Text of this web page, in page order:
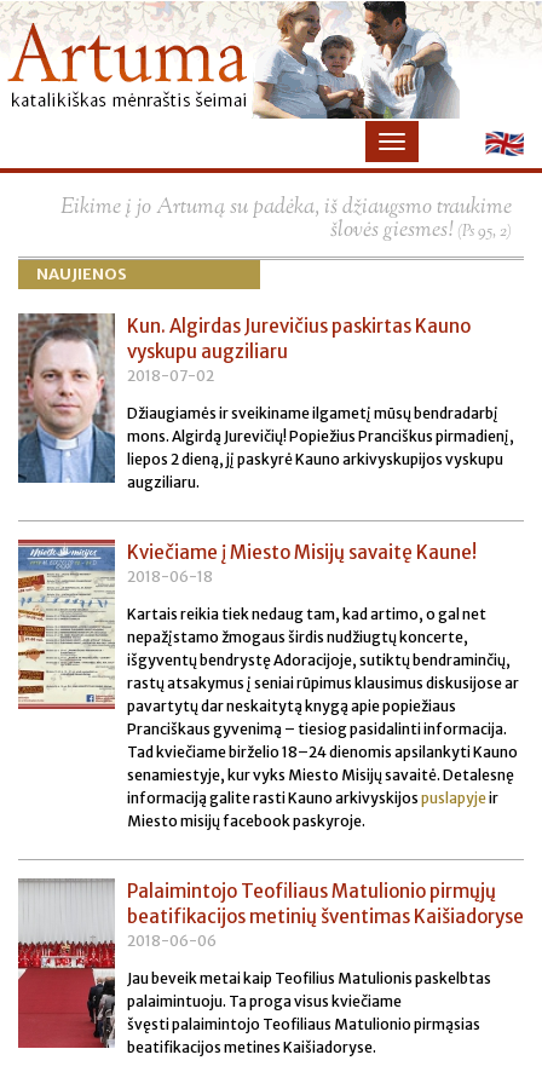
Eikime į jo Artumą su padėka, iš džiaugsmo traukime
šlovės giesmes! (Ps 95, 2)
NAUJIENOS
Kun. Algirdas Jurevičius paskirtas Kauno
vyskupu augziliaru
2018-07-02
Džiaugiamės ir sveikiname ilgametį mūsų bendradarbį
mons. Algirdą Jurevičių! Popiežius Pranciškus pirmadienį,
liepos 2 dieną, jį paskyrė Kauno arkivyskupijos vyskupu
augziliaru.
Kviečiame į Miesto Misijų savaitę Kaune!
2018-06-18
Kartais reikia tiek nedaug tam, kad artimo, o gal net
nepažįstamo žmogaus širdis nudžiugtų koncerte,
išgyventų bendrystę Adoracijoje, sutiktų bendraminčių,
rastų atsakymus į seniai rūpimus klausimus diskusijose ar
pavartytų dar neskaitytą knygą apie popiežiaus
Pranciškaus gyvenimą – tiesiog pasidalinti informacija.
Tad kviečiame birželio 18–24 dienomis apsilankyti Kauno
senamiestyje, kur vyks Miesto Misijų savaitė. Detalesnę
informaciją galite rasti Kauno arkivyskijos puslapyjeir
Miesto misijų facebook paskyroje.
Palaimintojo Teofiliaus Matulionio pirmųjų
beatifikacijos metinių šventimas Kaišiadoryse
2018-06-06
Jau beveik metai kaip Teofilius Matulionis paskelbtas
palaimintuoju. Ta proga visus kviečiame
švęsti palaimintojo Teofiliaus Matulionio pirmąsias
beatifikacijos metines Kaišiadoryse.
×